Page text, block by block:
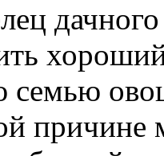
семью
причине